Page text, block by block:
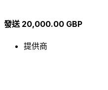
發送 20,000.00 GBP
提供商